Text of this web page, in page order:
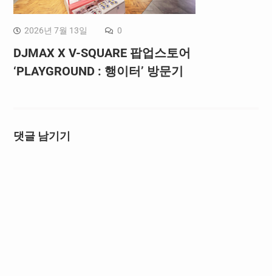
2026년 7월 13일 0
DJMAX X V-SQUARE 팝업스토어
‘PLAYGROUND : 행이터’ 방문기
댓글 남기기